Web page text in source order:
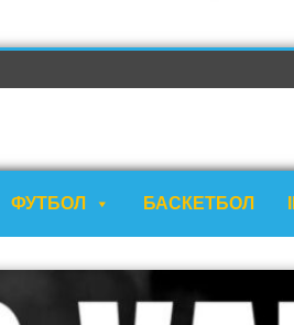
ФУТБОЛ БАСКЕТБОЛ